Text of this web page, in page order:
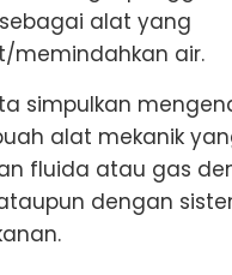
alat yang
memindahkan air.
simpulkan
alat mekanik
fluida atau gas
dengan